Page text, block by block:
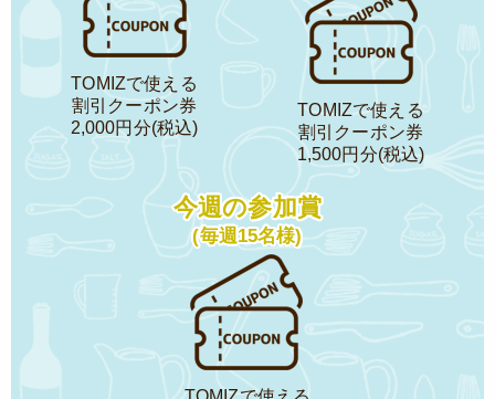
TOMIZで使える
割引クーポン券
2,000円分(税込)
TOMIZで使える
割引クーポン券
1,500円分(税込)
今週の参加賞
(毎週15名様)